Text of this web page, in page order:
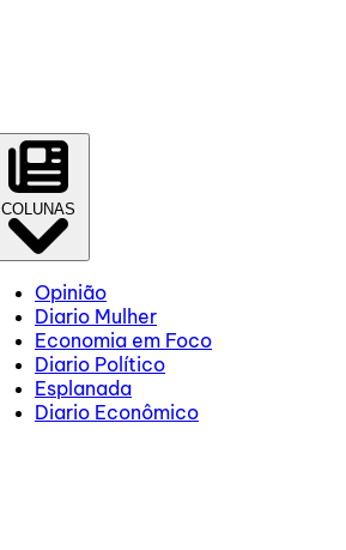
COLUNAS
Opinião
Diario Mulher
Economia em Foco
Diario Político
Esplanada
Diario Econômico